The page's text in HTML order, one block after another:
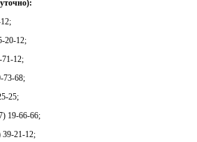
20-12;
71-12;
73-68;
25;
19-66-66;
39-21-12;